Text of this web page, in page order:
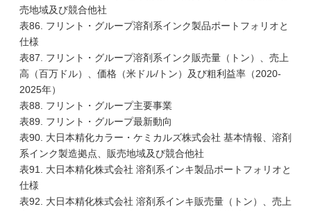
売地域及び競合他社
表86. フリント・グループ溶剤系インク製品ポートフォリオと
仕様
表87. フリント・グループ溶剤系インク販売量（トン）、売上
高（百万ドル）、価格（米ドル/トン）及び粗利益率（2020-
2025年）
表88. フリント・グループ主要事業
表89. フリント・グループ最新動向
表90. 大日本精化カラー・ケミカルズ株式会社 基本情報、溶剤
系インク製造拠点、販売地域及び競合他社
表91. 大日本精化株式会社 溶剤系インキ製品ポートフォリオと
仕様
表92. 大日本精化株式会社 溶剤系インキ販売量（トン）、売上